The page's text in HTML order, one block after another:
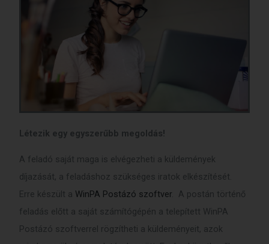
Létezik egy egyszerűbb megoldás!
A feladó saját maga is elvégezheti a küldemények
díjazását, a feladáshoz szükséges iratok elkészítését.
Erre készült a WinPA Postázó szoftver . A postán történő
feladás előtt a saját számítógépén a telepített WinPA
Postázó szoftverrel rögzítheti a küldeményeit, azok